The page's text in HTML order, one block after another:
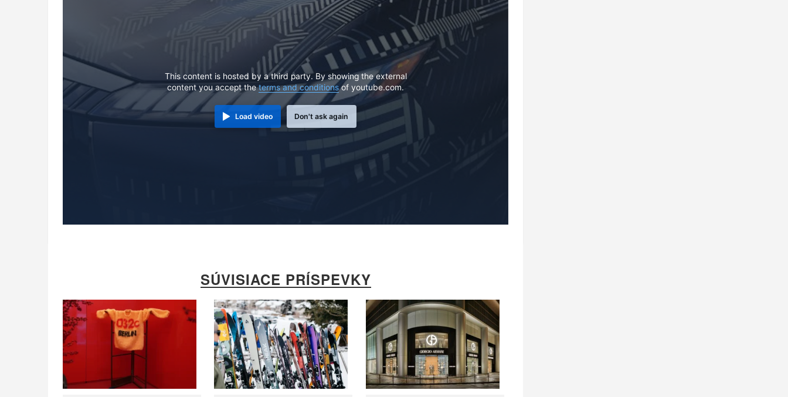
This content is hosted by a third party. By showing the external
content you accept theterms and conditionsof youtube.com.
Load video Don't ask again
SÚVISIACE PRÍSPEVKY